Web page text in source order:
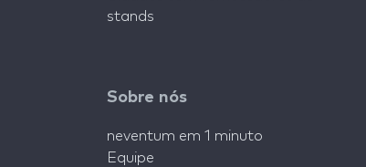
stands
Sobre nós
neventum em 1 minuto
Equipe